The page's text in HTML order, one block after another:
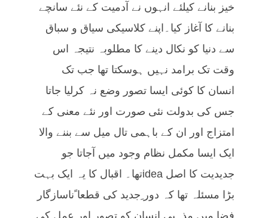
خیز بنانے کیلئے انہوں نے آدمیت کے نئے سانچے
بنانے کا آغاز کیا۔اپنے کلاسیکی سیاق و سباق
سے دنیا کو نکال دینے کا مطلوبہ نتیجہ اس
وقت تک برامد نہیں ہوسکتا تھا جب تک
انسان کا کوئی ایسا تصور وضع نہ کرلیا جاتا
جس کی بدولت نئی صورت اور نئے معنی کے
امتزاج اور ان کے باہمی تال میل سے بننے والا
ایک ایسا مکمل نظام وجود میں آجاتا جو
جدیدیت کا اصل ideaتھا۔ اقبال کا یہ ایک بہت
بڑا مسئلہ تھا کہ دور ِجدید کی قطعا ًناسازگار
فضا میں مذہبی انسان کو تصور اور عمل کی